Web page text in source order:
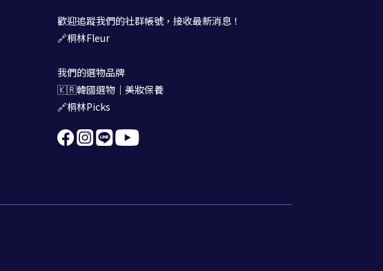
歡迎追蹤我們的社群帳號，接收最新消息！
🔗桐林Fleur
我們的選物品牌
🇰🇷韓國選物｜美妝保養
🔗桐林Picks